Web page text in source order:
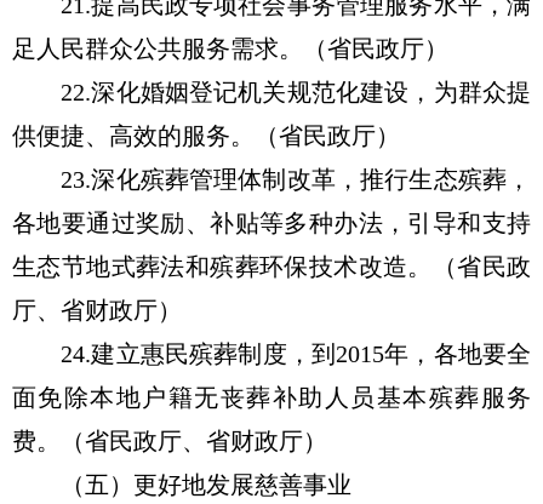
足人民群众公共服务需求。（省民政厅）
22.深化婚姻登记机关规范化建设，为群众提
供便捷、高效的服务。（省民政厅）
23.深化殡葬管理体制改革，推行生态殡葬，
各地要通过奖励、补贴等多种办法，引导和支持
生态节地式葬法和殡葬环保技术改造。（省民政
厅、省财政厅）
24.建立惠民殡葬制度，到2015年，各地要全
面免除本地户籍无丧葬补助人员基本殡葬服务
费。（省民政厅、省财政厅）
（五）更好地发展慈善事业